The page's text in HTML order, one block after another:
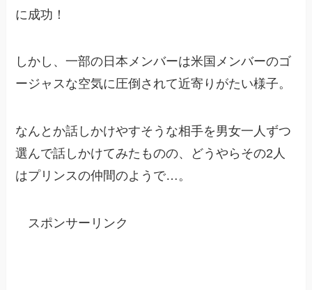
に成功！
しかし、一部の日本メンバーは米国メンバーのゴ
ージャスな空気に圧倒されて近寄りがたい様子。
なんとか話しかけやすそうな相手を男女一人ずつ
選んで話しかけてみたものの、どうやらその2人
はプリンスの仲間のようで…。
スポンサーリンク